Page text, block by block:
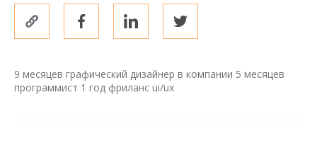
9 месяцев графический дизайнер в компании 5 месяцев
программист 1 год фриланс ui/ux